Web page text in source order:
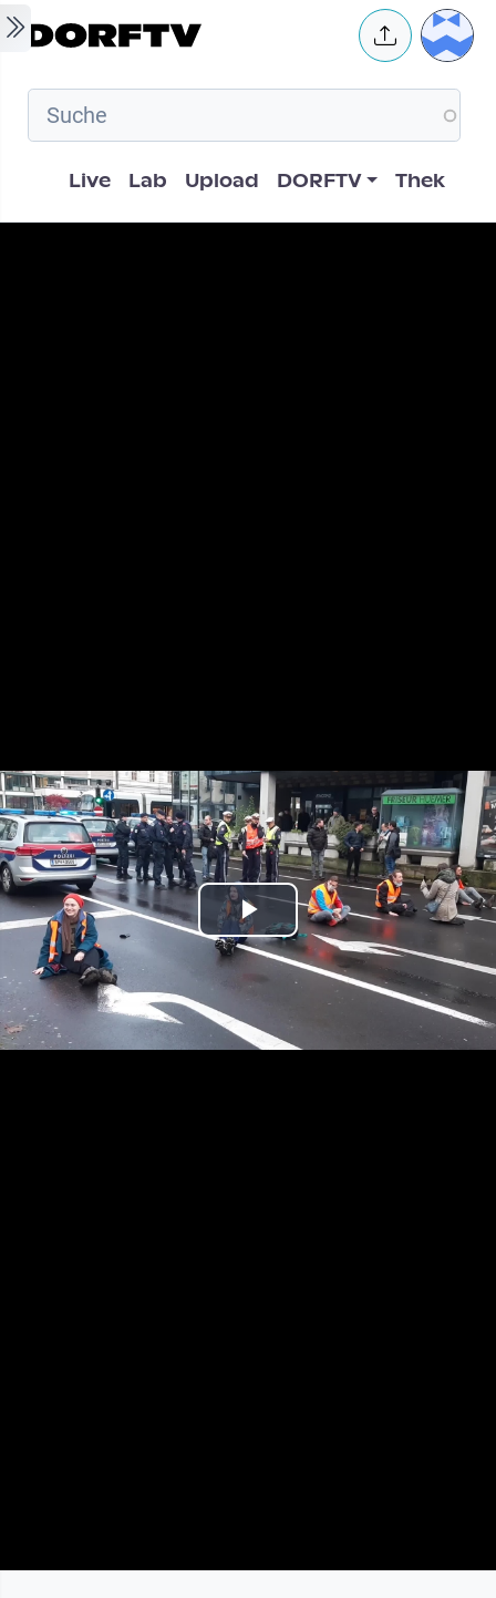
Skip to main content User
Hauptnavigation
Live Lab Upload DORFTV Thek
Play
Video